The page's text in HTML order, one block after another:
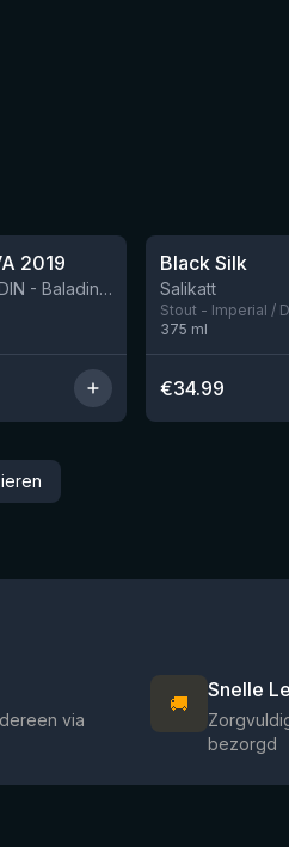
2019
BIRRIFICIO AGRICOLO BALADIN - Baladin Indipendente Italian Farm Brewery
Black Silk
Salikatt
Stout - Imperial /
375 ml
€34.99
via
🚚
Snelle
bezorgd